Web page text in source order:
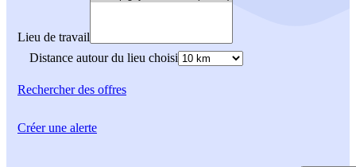
Lieu de travail
Distance autour du lieu choisi
Rechercherdes offres
Créer une alerte